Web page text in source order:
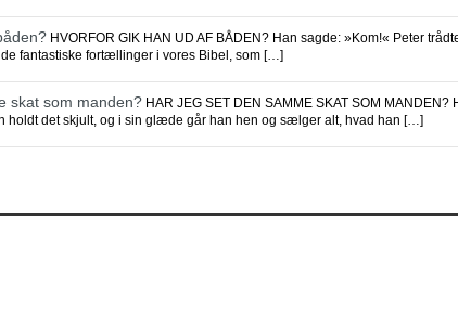
HVORFOR GIK HAN UD AF BÅDEN? Han sagde: »Kom!« Peter
fantastiske fortællinger i vores Bibel, som […]
skat som manden? HAR JEG SET DEN SAMME SKAT SOM
holdt det skjult, og i sin glæde går han hen og sælger alt, hvad han […]